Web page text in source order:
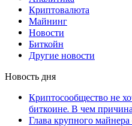
Криптовалюта
Майнинг
Новости
Биткойн
Другие новости
Новость дня
Криптосообщество не
биткоине. В чем
Глава крупного